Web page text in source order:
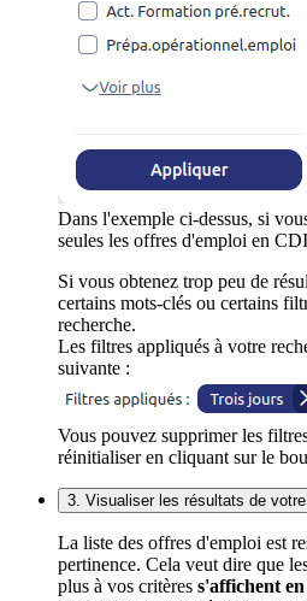
Dans l'exemple ci-dessus, si
seules les offres d'emploi en
Si vous obtenez trop peu de
certains mots-clés ou certains
recherche.
Les filtres appliqués à votre
suivante :
Vous pouvez supprimer les
réinitialiser en cliquant sur le
3. Visualiser les résultats de
La liste des offres d'emploi est
pertinence. Cela veut dire que
plus à vos critères s'affichent